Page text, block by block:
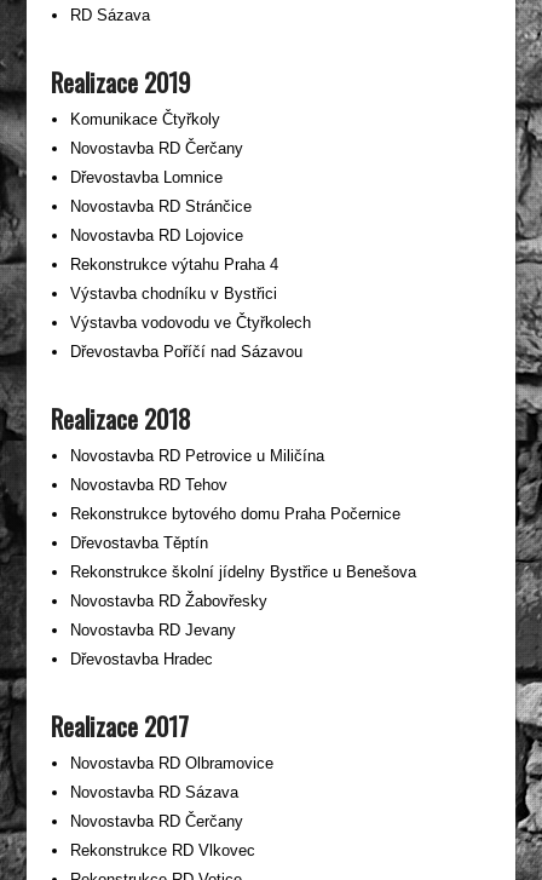
RD Sázava
Realizace 2019
Komunikace Čtyřkoly
Novostavba RD Čerčany
Dřevostavba Lomnice
Novostavba RD Stránčice
Novostavba RD Lojovice
Rekonstrukce výtahu Praha 4
Výstavba chodníku v Bystřici
Výstavba vodovodu ve Čtyřkolech
Dřevostavba Poříčí nad Sázavou
Realizace 2018
Novostavba RD Petrovice u Miličína
Novostavba RD Tehov
Rekonstrukce bytového domu Praha Počernice
Dřevostavba Těptín
Rekonstrukce školní jídelny Bystřice u Benešova
Novostavba RD Žabovřesky
Novostavba RD Jevany
Dřevostavba Hradec
Realizace 2017
Novostavba RD Olbramovice
Novostavba RD Sázava
Novostavba RD Čerčany
Rekonstrukce RD Vlkovec